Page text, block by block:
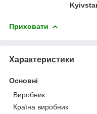
Приховати
Характеристики
Основні
Виробник
Країна виробник